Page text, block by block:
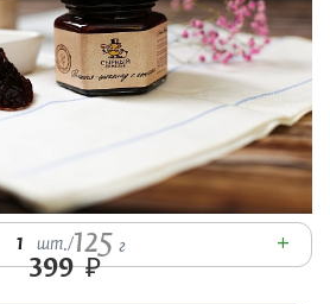
1 шт. /125 г +
399₽